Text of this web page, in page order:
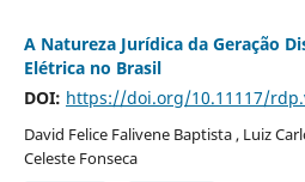
A Natureza Jurídica da Geração
Elétrica no Brasil
DOI: https://doi.org/10.11117/
David Felice Falivene Baptista , Luiz
Celeste Fonseca